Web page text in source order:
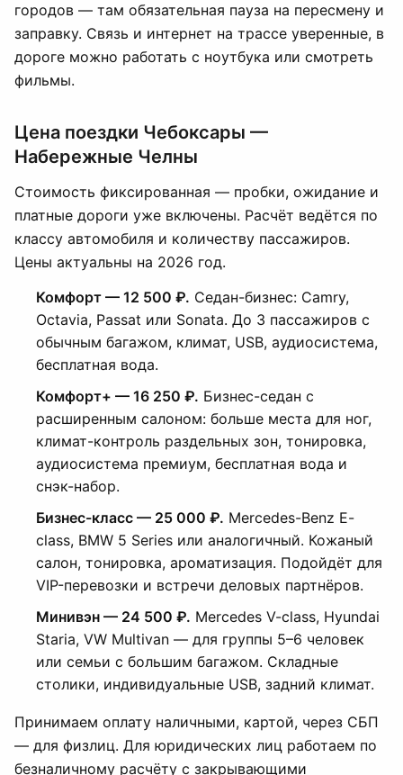
городов — там обязательная пауза на пересмену и
заправку. Связь и интернет на трассе уверенные, в
дороге можно работать с ноутбука или смотреть
фильмы.
Цена поездки Чебоксары —
Набережные Челны
Стоимость фиксированная — пробки, ожидание и
платные дороги уже включены. Расчёт ведётся по
классу автомобиля и количеству пассажиров.
Цены актуальны на 2026 год.
Комфорт — 12 500 ₽. Седан-бизнес: Camry,
Octavia, Passat или Sonata. До 3 пассажиров с
обычным багажом, климат, USB, аудиосистема,
бесплатная вода.
Комфорт+ — 16 250 ₽. Бизнес-седан с
расширенным салоном: больше места для ног,
климат-контроль раздельных зон, тонировка,
аудиосистема премиум, бесплатная вода и
снэк-набор.
Бизнес-класс — 25 000 ₽. Mercedes-Benz E-
class, BMW 5 Series или аналогичный. Кожаный
салон, тонировка, ароматизация. Подойдёт для
VIP-перевозки и встречи деловых партнёров.
Минивэн — 24 500 ₽. Mercedes V-class, Hyundai
Staria, VW Multivan — для группы 5–6 человек
или семьи с большим багажом. Складные
столики, индивидуальные USB, задний климат.
Принимаем оплату наличными, картой, через СБП
— для физлиц. Для юридических лиц работаем по
безналичному расчёту с закрывающими